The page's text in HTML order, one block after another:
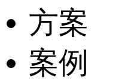
方案
案例